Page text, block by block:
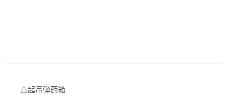
△起吊弹药箱